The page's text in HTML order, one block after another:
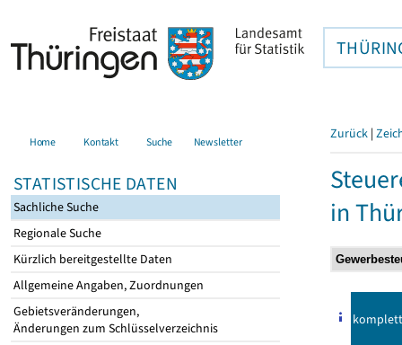
Home Kontakt Suche Newsletter
STATISTISCHE DATEN
Sachliche Suche
Regionale Suche
Kürzlich bereitgestellte Daten
Allgemeine Angaben, Zuordnungen
Gebietsveränderungen,
Änderungen zum Schlüsselverzeichnis
Zurück |
in
komplett